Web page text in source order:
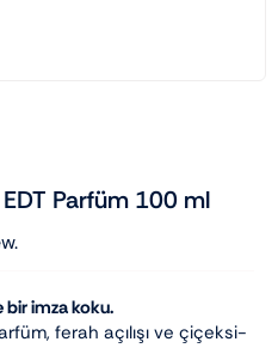
Parfüm 100 ml
bir imza koku.
ferah açılışı ve çiçeksi-